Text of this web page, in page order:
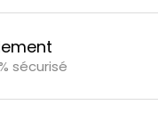
sécurisé